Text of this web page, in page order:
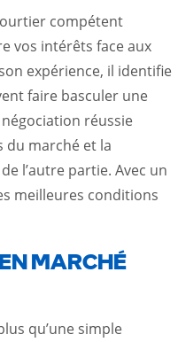
compétent
vos intérêts face aux
expérience, il identifie
faire basculer une
réussie
du marché et la
l’autre partie. Avec un
meilleures conditions
MARCHÉ
qu’une simple